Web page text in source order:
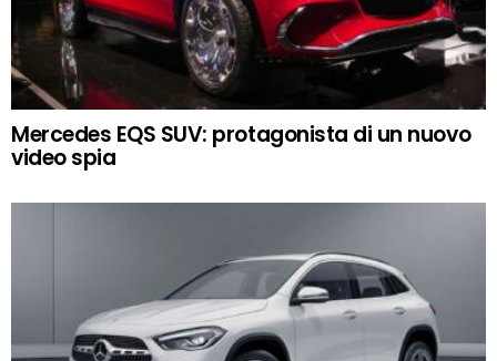
Mercedes EQS SUV: protagonista di un nuovo
video spia